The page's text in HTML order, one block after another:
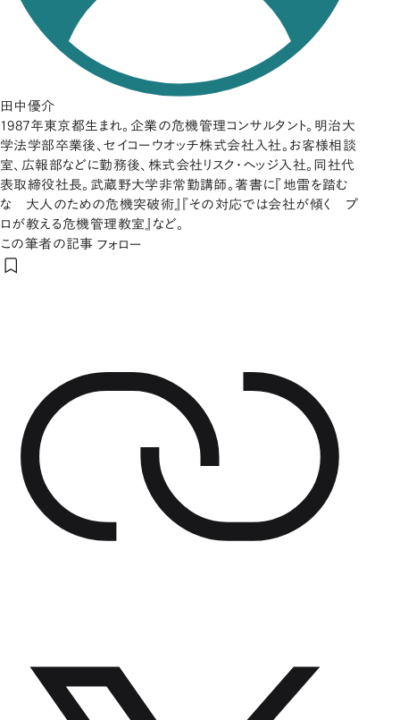
田中優介
1987年東京都生まれ。企業の危機管理コンサルタント。明治大
学法学部卒業後、セイコーウオッチ株式会社入社。お客様相談
室、広報部などに勤務後、株式会社リスク・ヘッジ入社。同社代
表取締役社長。武蔵野大学非常勤講師。著書に『地雷を踏む
な 大人のための危機突破術』『その対応では会社が傾く プ
ロが教える危機管理教室』など。
この筆者の記事 フォロー